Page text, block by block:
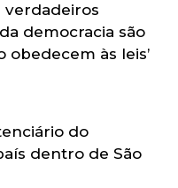
verdadeiros
democracia são
obedecem às leis’
do
dentro de São